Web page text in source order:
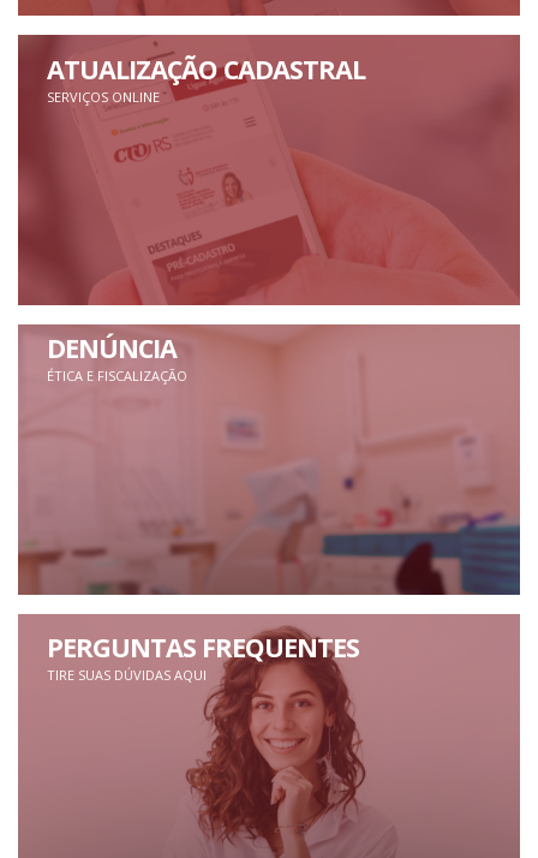
ATUALIZAÇÃO CADASTRAL
SERVIÇOS ONLINE
DENÚNCIA
ÉTICA E FISCALIZAÇÃO
PERGUNTAS FREQUENTES
TIRE SUAS DÚVIDAS AQUI